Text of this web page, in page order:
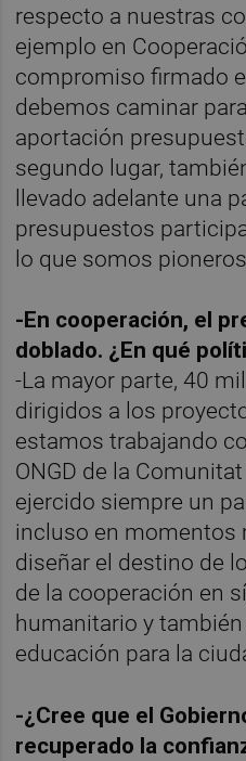
respecto a nuestras
ejemplo en
compromiso firmado
debemos caminar
aportación
segundo lugar,
llevado adelante una
presupuestos
lo que somos
-En cooperación, el
doblado. ¿En qué
-La mayor parte, 40
dirigidos a los
estamos trabajando
ONGD de la
ejercido siempre un
incluso en momentos
diseñar el destino de
de la cooperación en
humanitario y
educación para la
-¿Cree que el
recuperado la